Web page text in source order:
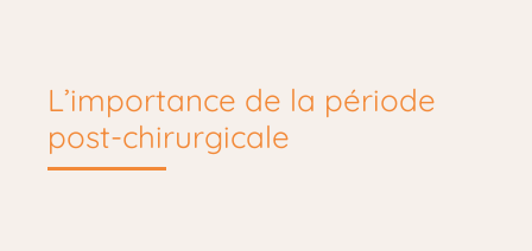
L’importance de la période
post-chirurgicale